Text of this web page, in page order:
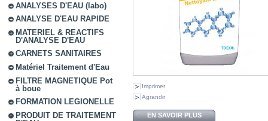
ANALYSES D'EAU (labo)
ANALYSE D'EAU RAPIDE
MATERIEL & REACTIFS
D'ANALYSE D'EAU
CARNETS SANITAIRES
Matériel Traitement d'Eau
FILTRE MAGNETIQUE Pot
à boue
FORMATION LEGIONELLE
PRODUIT DE TRAITEMENT
Imprimer
Agrandir
EN SAVOIR PLUS